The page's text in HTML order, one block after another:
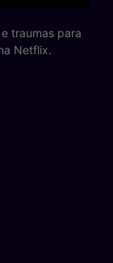
traumas para
Netflix.